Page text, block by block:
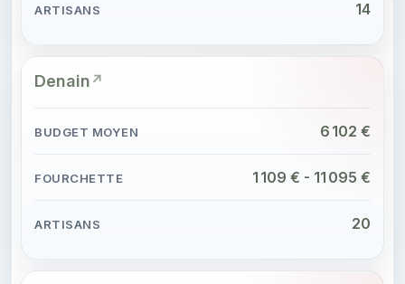
14
Denain
6 102 €
1 109 € - 11 095 €
20